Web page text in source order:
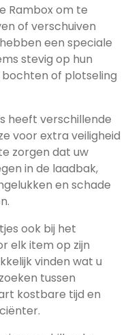
Rambox om te
of verschuiven
een speciale
stevig op hun
of plotseling
heeft verschillende
voor extra veiligheid
zorgen dat uw
in de laadbak,
en schade
ook bij het
elk item op zijn
vinden wat u
tussen
kostbare tijd en